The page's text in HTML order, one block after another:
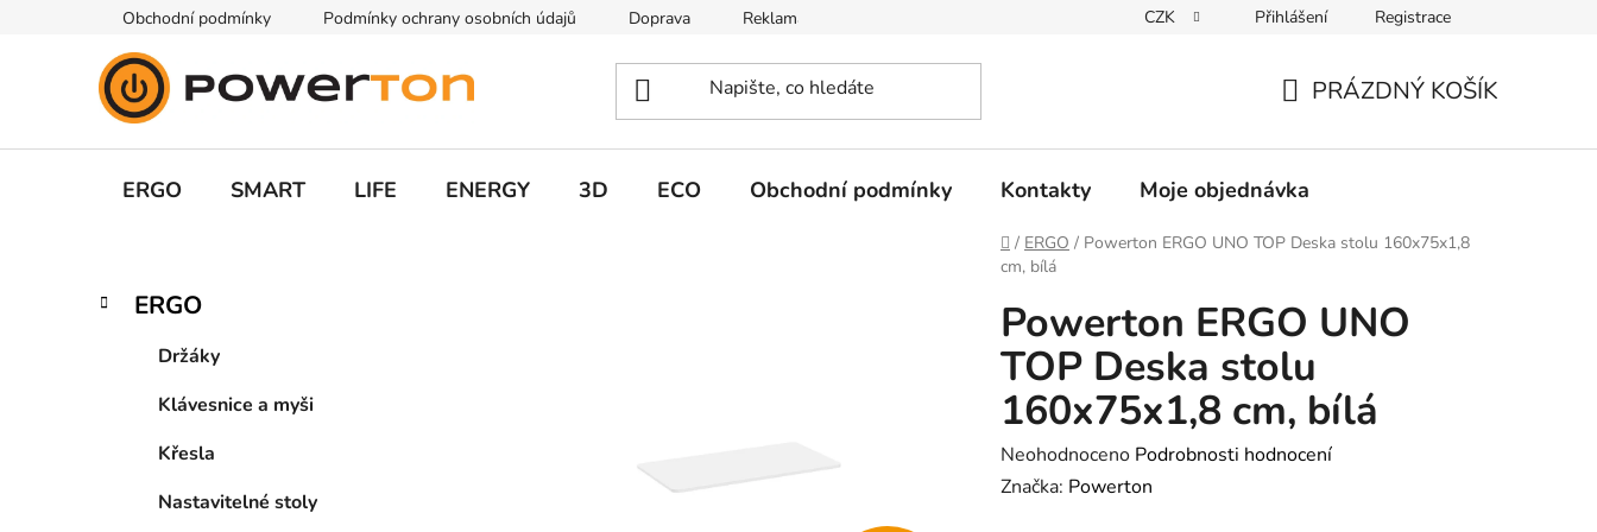
Obchodní podmínky Podmínky ochrany osobních údajů Doprava Reklamace CZK Přihlášení Registrace
KOŠÍK
PRÁZDNÝ KOŠÍK
ERGO SMART LIFE ENERGY 3D ECO Obchodní podmínky Kontakty Moje objednávka
Domů
/ ERGO / Powerton ERGO UNO TOP Deska stolu 160x75x1,8
cm, bílá
PPřeskočit
kategorie
K
a
ERGO
Držáky
Klávesnice a myši
Křesla
Nastavitelné stoly
Powerton ERGO UNO
TOP Deska stolu
160x75x1,8 cm, bílá
Průměrné
hodnocení
Neohodnoceno Podrobnosti hodnocení
Značka: Powerton